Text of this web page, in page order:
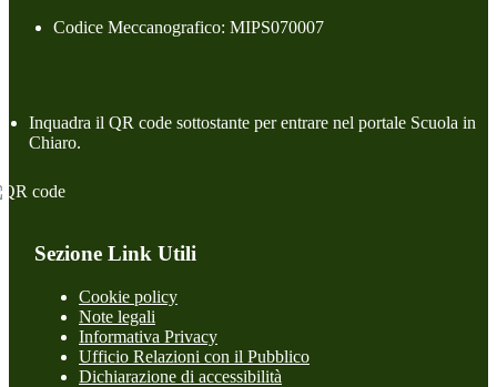
Codice Meccanografico: MIPS070007
Inquadra il QR code sottostante per entrare nel portale Scuola in
Chiaro.
Sezione Link Utili
Cookie policy
Note legali
Informativa Privacy
Ufficio Relazioni con il Pubblico
Dichiarazione di accessibilità